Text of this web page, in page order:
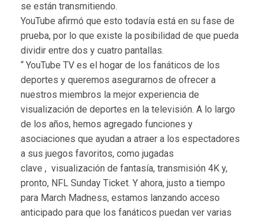
se están transmitiendo.
YouTube afirmó que esto todavía está en su fase de
prueba, por lo que existe la posibilidad de que pueda
dividir entre dos y cuatro pantallas.
“ YouTube TV es el hogar de los fanáticos de los
deportes y queremos asegurarnos de ofrecer a
nuestros miembros la mejor experiencia de
visualización de deportes en la televisión. A lo largo
de los años, hemos agregado funciones y
asociaciones que ayudan a atraer a los espectadores
a sus juegos favoritos, como jugadas
clave , visualización de fantasía, transmisión 4K y,
pronto, NFL Sunday Ticket. Y ahora, justo a tiempo
para March Madness, estamos lanzando acceso
anticipado para que los fanáticos puedan ver varias